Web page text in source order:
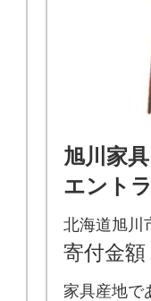
旭川
エント
ー ウォ
339
北海道旭川
寄付金額
家具産地で